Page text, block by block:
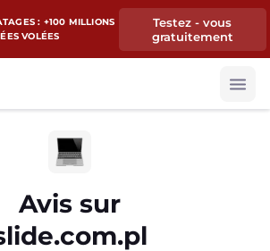
: +100 MILLIONS
VOLÉES
Testez - vous
gratuitement
Avis sur